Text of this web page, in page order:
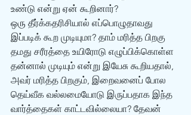
உண்டு என்று ஏன் கூறினார்?
ஒரு தீர்க்கதரிசியால் எப்பொழுதாவது
இப்படிக் கூற முடியுமா? தாம் மரித்த பிறகு
தமது சரீரத்தை உயிரோடு எழுப்பிக்கொள்ள
தன்னால் முடியும் என்று இயேசு கூறியதால்,
அவர் மரித்த பிறகும், இறைவனைப் போல
தெய்வீக வல்லமையோடு இருப்பதாக இந்த
வார்த்தைகள் காட்டவில்லையா? தேவன்